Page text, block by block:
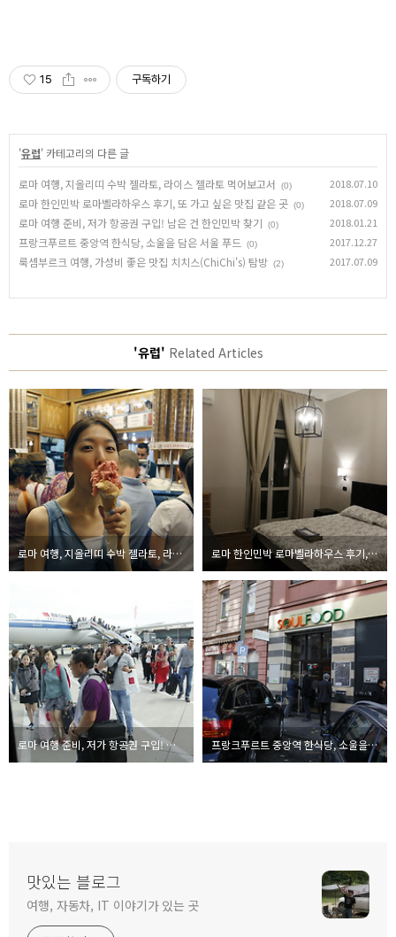
15 구독하기
'유럽' 카테고리의 다른 글
로마 여행, 지올리띠 수박 젤라토, 라이스 젤라토 먹어보고서 (0) 2018.07.10
로마 한인민박 로마벨라하우스 후기, 또 가고 싶은 맛집 같은 곳 (0) 2018.07.09
로마 여행 준비, 저가 항공권 구입! 남은 건 한인민박 찾기 (0) 2018.01.21
프랑크푸르트 중앙역 한식당, 소울을 담은 서울 푸드 (0) 2017.12.27
룩셈부르크 여행, 가성비 좋은 맛집 치치스(ChiChi's) 탐방 (2) 2017.07.09
'유럽' Related Articles
로마 여행, 지올리띠 수박 젤라토, 라이스 젤라토 먹어보고서 로마 한인민박 로마벨라하우스 후기, 또 가고 싶은 맛집 같은 곳
로마 여행 준비, 저가 항공권 구입! 남은 건 한인민박 찾기 프랑크푸르트 중앙역 한식당, 소울을 담은 서울 푸드
맛있는 블로그
여행, 자동차, IT 이야기가 있는 곳